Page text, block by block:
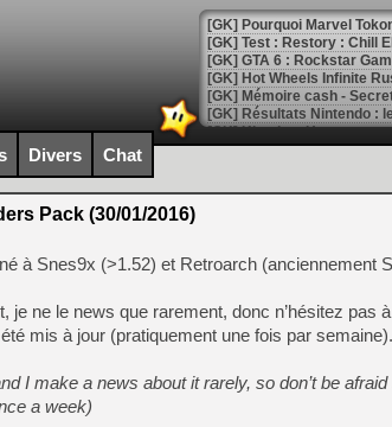
[GK] Pourquoi Marvel
[GK] Test : Restory : Chill
[GK] GTA 6 : Rockstar
[GK] Hot Wheels Infinite
[GK] Mémoire cash -
[GK] Résultats Nintendo :
[GK] Déjà des
[Mo5] Brickboy cherche à
[GK] Minecraft et ses «
[GK] Beast of
[GK] Ubisoft : fin de partie
[GK] Mémoire cash -
[GK] Dan Houser (GTA)
[GK] Comment EA Sports
[GK] Crimson Moon : un
[GK] Isle of Reveries : le
[GK] Moonlighter 2 : The
[GK] Capcom relance
Divers Chat
Pack (30/01/2016)
à Snes9x (>1.52) et Retroarch (anciennement
ne le news que rarement, donc n’hésitez pas
mis à jour (pratiquement une fois par semaine).
I make a news about it rarely, so don’t be
a week)